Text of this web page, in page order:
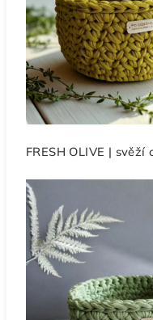
FRESH OLIVE | svěží